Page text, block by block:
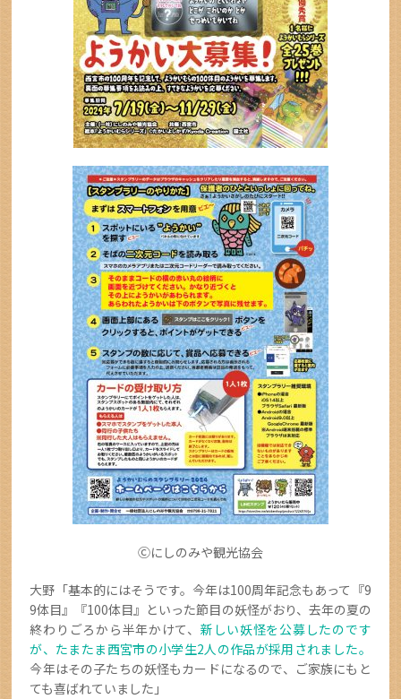
Ⓒにしのみや観光協会
大野「基本的にはそうです。今年は100周年記念もあって『9
9体目』『100体目』といった節目の妖怪がおり、去年の夏の
終わりごろから半年かけて、 新しい妖怪を公募したのです
が、たまたま西宮市の小学生2人の作品が採用されました。
今年はその子たちの妖怪もカードになるので、ご家族にもと
ても喜ばれていました」